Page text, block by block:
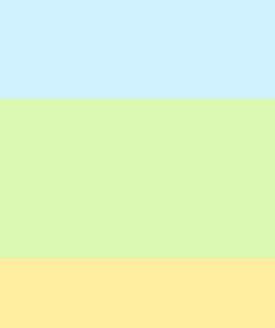
HOTEL 4*